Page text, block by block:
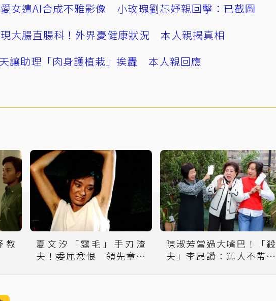
女遭AI合成不雅影像 小玫瑰劉芯妤親回擊：已截圖
大腸直腸科！外界憂健康狀況 本人親揭真相
讓助理「肉身護植栽」挨轟 本人親回應
教
夏文汐「露毛」手刃渣
夫！委屈忿恨 領先章子
陳淑芳當過大嘴巴！「殺
夫」李昂讚：罵人不帶髒